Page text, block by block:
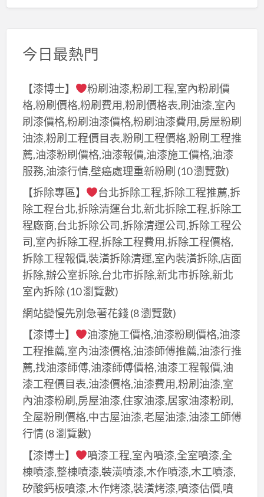
今日最熱門
【漆博士】
粉刷油漆,粉刷工程,室內粉刷價
格,粉刷價格,粉刷費用,粉刷價格表,刷油漆,室內
刷漆價格,粉刷油漆價格,粉刷油漆費用,房屋粉刷
油漆,粉刷工程價目表,粉刷工程價格,粉刷工程推
薦,油漆粉刷價格,油漆報價,油漆施工價格,油漆
服務,油漆行情,壁癌處理重新粉刷 (10 瀏覽數)
【拆除專區】
台北拆除工程,拆除工程推薦,拆
除工程台北,拆除清運台北,新北拆除工程,拆除工
程廠商,台北拆除公司,拆除清運公司,拆除工程公
司,室內拆除工程,拆除工程費用,拆除工程價格,
拆除工程報價,裝潢拆除清運,室內裝潢拆除,店面
拆除,辦公室拆除,台北市拆除,新北市拆除,新北
室內拆除(10 瀏覽數)
網站變慢先別急著花錢(8 瀏覽數)
【漆博士】
油漆施工價格,油漆粉刷價格,油漆
工程推薦,室內油漆價格,油漆師傅推薦,油漆行推
薦,找油漆師傅,油漆師傅價格,油漆工程報價,油
漆工程價目表,油漆價格,油漆費用,粉刷油漆,室
內油漆粉刷,房屋油漆,住家油漆,居家油漆粉刷,
全屋粉刷價格,中古屋油漆,老屋油漆,油漆工師傅
行情(8 瀏覽數)
【漆博士】
噴漆工程,室內噴漆,全室噴漆,全
棟噴漆,整棟噴漆,裝潢噴漆,木作噴漆,木工噴漆,
矽酸鈣板噴漆,木作烤漆,裝潢烤漆,噴漆估價,噴